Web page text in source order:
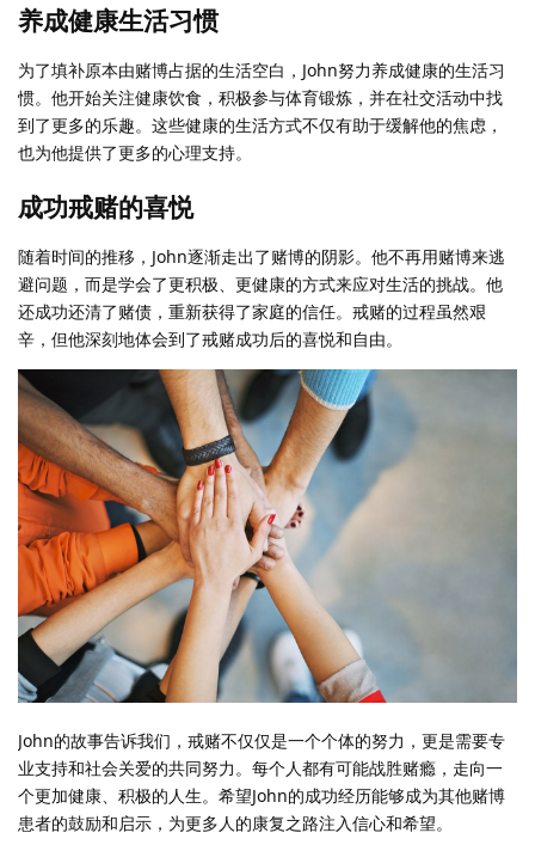
养成健康生活习惯
为了填补原本由赌博占据的生活空白，John努力养成健康的生活习
惯。他开始关注健康饮食，积极参与体育锻炼，并在社交活动中找
到了更多的乐趣。这些健康的生活方式不仅有助于缓解他的焦虑，
也为他提供了更多的心理支持。
成功戒赌的喜悦
随着时间的推移，John逐渐走出了赌博的阴影。他不再用赌博来逃
避问题，而是学会了更积极、更健康的方式来应对生活的挑战。他
还成功还清了赌债，重新获得了家庭的信任。戒赌的过程虽然艰
辛，但他深刻地体会到了戒赌成功后的喜悦和自由。
John的故事告诉我们，戒赌不仅仅是一个个体的努力，更是需要专
业支持和社会关爱的共同努力。每个人都有可能战胜赌瘾，走向一
个更加健康、积极的人生。希望John的成功经历能够成为其他赌博
患者的鼓励和启示，为更多人的康复之路注入信心和希望。